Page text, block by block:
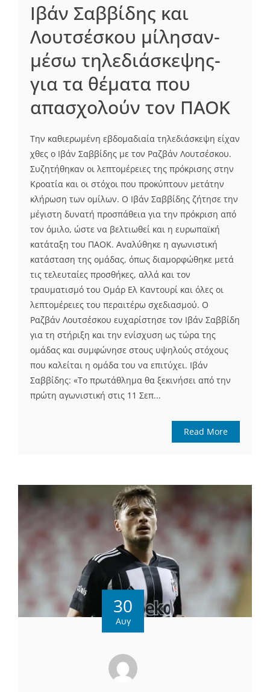
Ιβάν Σαββίδης και
Λουτσέσκου μίλησαν-
μέσω τηλεδιάσκεψης-
για τα θέματα που
απασχολούν τον ΠΑΟΚ
Την καθιερωμένη εβδομαδιαία τηλεδιάσκεψη είχαν
χθες ο Ιβάν Σαββίδης με τον Ραζβάν Λουτσέσκου.
Συζητήθηκαν οι λεπτομέρειες της πρόκρισης στην
Κροατία και οι στόχοι που προκύπτουν μετάτην
κλήρωση των ομίλων. O Ιβάν Σαββίδης ζήτησε την
μέγιστη δυνατή προσπάθεια για την πρόκριση από
τον όμιλο, ώστε να βελτιωθεί και η ευρωπαϊκή
κατάταξη του ΠΑΟΚ. Αναλύθηκε η αγωνιστική
κατάσταση της ομάδας, όπως διαμορφώθηκε μετά
τις τελευταίες προσθήκες, αλλά και τον
τραυματισμό του Ομάρ Ελ Καντουρί και όλες οι
λεπτομέρειες του περαιτέρω σχεδιασμού. Ο
Ραζβάν Λουτσέσκου ευχαρίστησε τον Ιβάν Σαββίδη
για τη στήριξη και την ενίσχυση ως τώρα της
ομάδας και συμφώνησε στους υψηλούς στόχους
που καλείται η ομάδα του να επιτύχει. Ιβάν
Σαββίδης: «Το πρωτάθλημα θα ξεκινήσει από την
πρώτη αγωνιστική στις 11 Σεπ...
Read More
30
Αυγ